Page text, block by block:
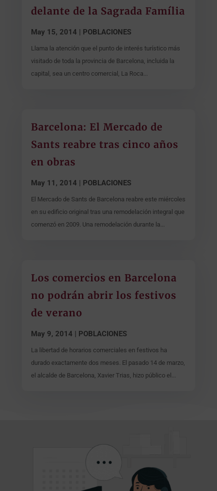
delante de la Sagrada Família
May 15, 2014 | POBLACIONES
Llama la atención que el punto de interés turístico más
visitado de toda la provincia de Barcelona, incluida la
capital, sea un centro comercial, La Roca...
Barcelona: El Mercado de
Sants reabre tras cinco años
en obras
May 11, 2014 | POBLACIONES
El Mercado de Sants de Barcelona reabre este miércoles
en su edificio original tras una remodelación integral que
comenzó en 2009. Una remodelación durante la...
Los comercios en Barcelona
no podrán abrir los festivos
de verano
May 9, 2014 | POBLACIONES
La libertad de horarios comerciales en festivos ha
durado exactamente dos meses. El pasado 14 de marzo,
el alcalde de Barcelona, Xavier Trias, hizo público el...